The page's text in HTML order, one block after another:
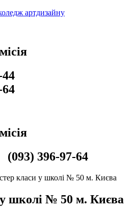
артдизайну
396-97-64
класи у школі № 50 м. Києва
школі № 50 м. Києва